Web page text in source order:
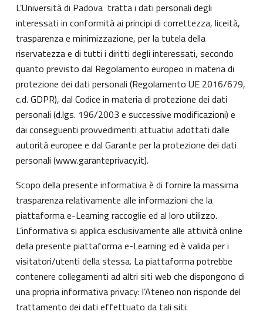
L’Università di Padova tratta i dati personali degli
interessati in conformità ai principi di correttezza, liceità,
trasparenza e minimizzazione, per la tutela della
riservatezza e di tutti i diritti degli interessati, secondo
quanto previsto dal Regolamento europeo in materia di
protezione dei dati personali (Regolamento UE 2016/679,
c.d. GDPR), dal Codice in materia di protezione dei dati
personali (d.lgs. 196/2003 e successive modificazioni) e
dai conseguenti provvedimenti attuativi adottati dalle
autorità europee e dal Garante per la protezione dei dati
personali (www.garanteprivacy.it).
Scopo della presente informativa è di fornire la massima
trasparenza relativamente alle informazioni che la
piattaforma e-Learning raccoglie ed al loro utilizzo.
L’informativa si applica esclusivamente alle attività online
della presente piattaforma e-Learning ed è valida per i
visitatori/utenti della stessa. La piattaforma potrebbe
contenere collegamenti ad altri siti web che dispongono di
una propria informativa privacy: l’Ateneo non risponde del
trattamento dei dati effettuato da tali siti.